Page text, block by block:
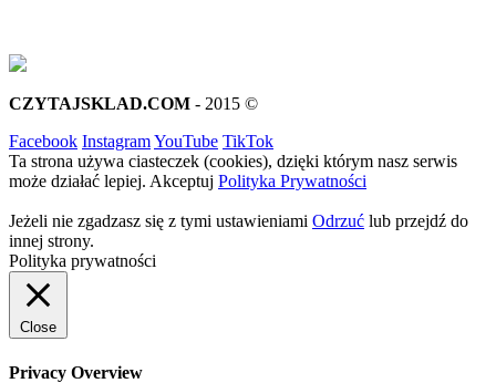
CZYTAJSKLAD.COM - 2015 ©
Facebook InstagramYouTube TikTok
Ta strona używa ciasteczek (cookies), dzięki którym nasz serwis
może działać lepiej. Akceptuj Polityka Prywatności
Jeżeli nie zgadzasz się z tymi ustawieniami Odrzuć lub przejdź do
innej strony.
Polityka prywatności
Close
Privacy Overview